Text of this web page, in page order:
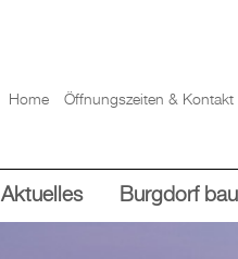
Home Öffnungszeiten & Kontakt
Aktuelles Burgdorf